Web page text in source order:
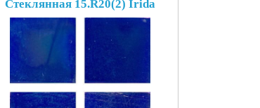
Стеклянная 15.R20(2) Irida